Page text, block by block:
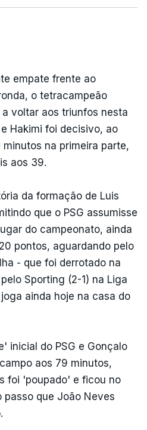
empate frente ao
o tetracampeão
voltar aos triunfos nesta
Hakimi foi decisivo, ao
na primeira parte,
aos 39.
da formação de Luis
que o PSG assumisse
do campeonato, ainda
pontos, aguardando pelo
- que foi derrotado na
Sporting (2-1) na Liga
ainda hoje na casa do
inicial do PSG e Gonçalo
aos 79 minutos,
foi 'poupado' e ficou no
passo que João Neves